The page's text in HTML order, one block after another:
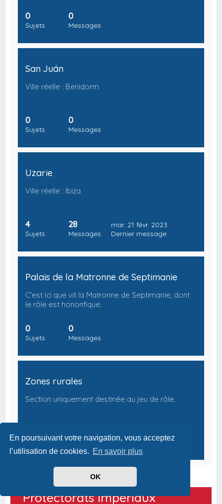
En poursuivant votre navigation, vous acceptez
l’utilisation de cookies. En savoir plus
OK
0
Sujets
0
Messages
San Juán
Ville réelle : Benidorm
0
Sujets
0
Messages
Uzarie
Ville réelle : Ibiza
4
Sujets
28
Messages
mar. 21 févr. 2023
Dernier message
Palais de la Matronne de Septimanie
C'est ici que vit la Matronne de Septimanie, dont
le rôle est honorifique.
0
Sujets
0
Messages
Zones rurales
Section uniquement destinée au jeu de rôle.
Sujets Messages
Protectorats Impériaux